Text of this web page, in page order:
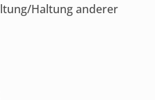
Haltung anderer